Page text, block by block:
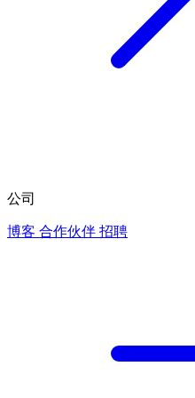
公司
博客 合作伙伴 招聘